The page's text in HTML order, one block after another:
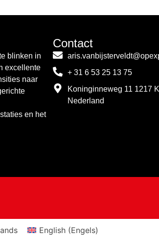
blinken in
excellente
naar
en het
Contact
+ 31 6 53 25 13 75
Koninginneweg 11 1217
Nederland
English(Engels)